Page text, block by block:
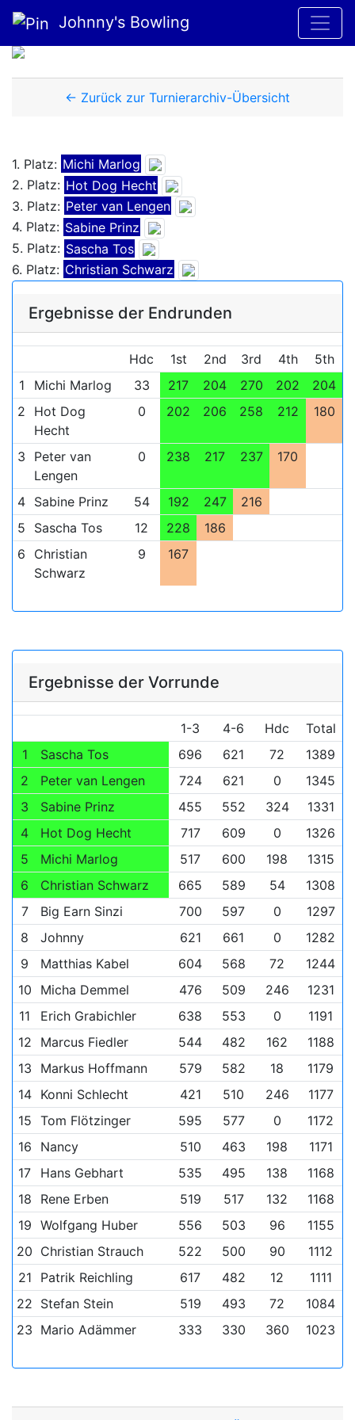
Johnny's Bowling
← Zurück zur Turnierarchiv-Übersicht
1. Platz: Michi Marlog
2. Platz: Hot Dog Hecht
3. Platz: Peter van Lengen
4. Platz: Sabine Prinz
5. Platz: Sascha Tos
6. Platz: Christian Schwarz
Ergebnisse der Endrunden
Hdc 1st 2nd 3rd 4th
5th
1
Michi Marlog 33 217 204 270 202
204
2
Hot Dog
Hecht
0 202 206 258 212 180
3
Peter van
Lengen
0 238 217 237 170
4 Sabine Prinz 54 192 247
216
5
Sascha Tos 12 228
186
6
Christian
Schwarz
9 167
Ergebnisse der Vorrunde
1-3 4-6 Hdc
Total
1
Sascha Tos 696 621 72
1389
2
Peter van Lengen 724 621 0
1345
3
Sabine Prinz 455 552 324
1331
4
Hot Dog Hecht 717 609 0
1326
5
Michi Marlog 517 600 198
1315
6
Christian Schwarz 665 589 54
1308
7
Big Earn Sinzi 700 597 0
1297
8
Johnny 621 661 0
1282
9
Matthias Kabel 604 568 72
1244
10
Micha Demmel 476 509 246
1231
11
Erich Grabichler 638 553 0
1191
12
Marcus Fiedler 544 482 162
1188
13
Markus Hoffmann 579 582 18
1179
14
Konni Schlecht 421 510 246
1177
15 Tom Flötzinger 595 577 0
1172
16
Nancy 510 463 198
1171
17
Hans Gebhart 535 495 138
1168
18
Rene Erben 519 517 132
1168
19 Wolfgang Huber 556 503 96
1155
20 Christian Strauch 522 500 90
1112
21
Patrik Reichling 617 482 12
1111
22 Stefan Stein 519 493 72
1084
23 Mario Adämmer 333 330 360 1023